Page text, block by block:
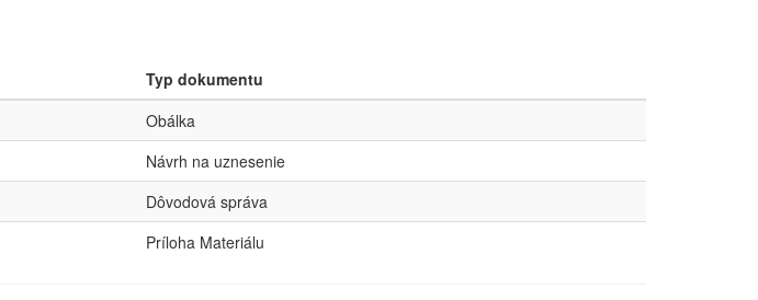
Typ dokumentu
Obálka
Návrh na uznesenie
Dôvodová správa
Príloha Materiálu